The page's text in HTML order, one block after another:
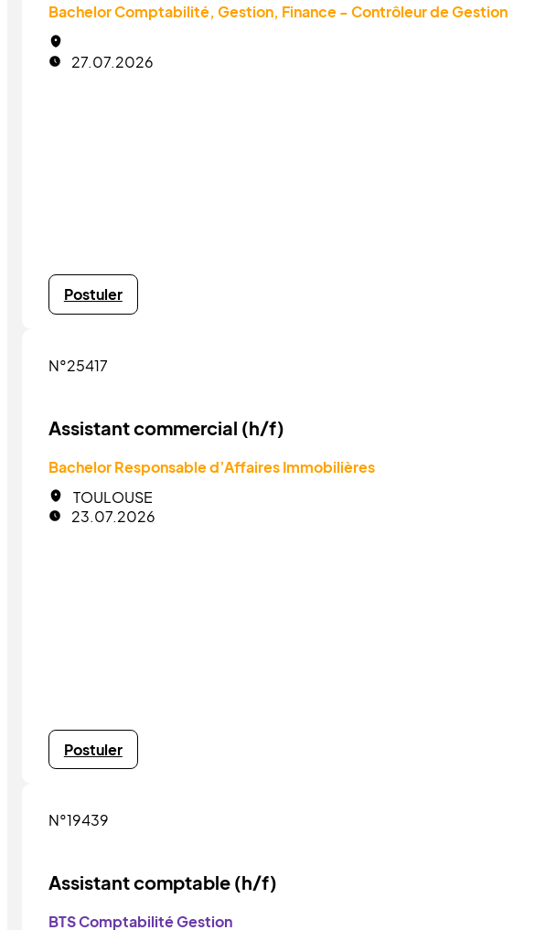
Bachelor Comptabilité, Gestion, Finance - Contrôleur de Gestion
27.07.2026
Postuler
N°25417
Assistant commercial (h/f)
Bachelor Responsable d’Affaires Immobilières
TOULOUSE
23.07.2026
Postuler
N°19439
Assistant comptable (h/f)
BTS Comptabilité Gestion